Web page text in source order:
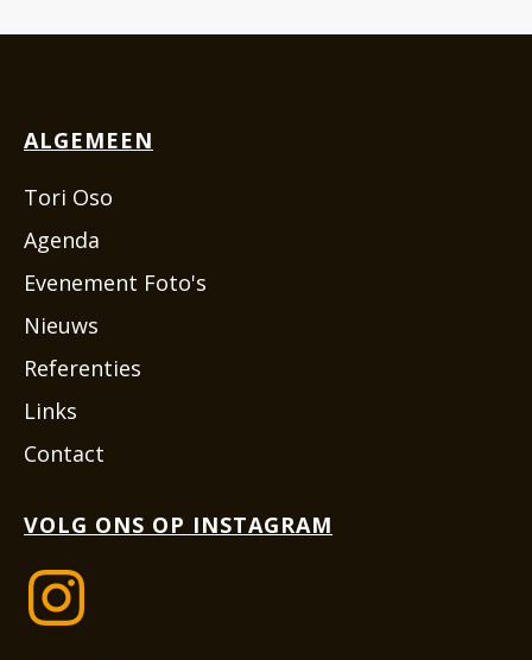
ALGEMEEN
Tori Oso
Agenda
Evenement Foto's
Nieuws
Referenties
Links
Contact
VOLG ONS OP INSTAGRAM